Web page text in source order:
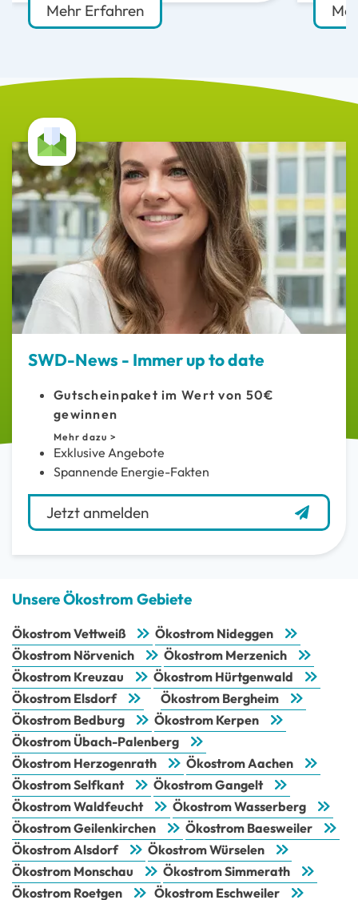
Mehr Erfahren
SWD-News - Immer up to date
Gutscheinpaket im Wert von 50€
gewinnen
Mehr dazu >
Exklusive Angebote
Spannende Energie-Fakten
Jetzt anmelden
Unsere Ökostrom Gebiete
Ökostrom Vettweiß
Ökostrom Nideggen
Ökostrom Nörvenich
Ökostrom Merzenich
Ökostrom Kreuzau
Ökostrom Hürtgenwald
Ökostrom Elsdorf
Ökostrom Bergheim
Ökostrom Bedburg
Ökostrom Kerpen
Ökostrom Übach-Palenberg
Ökostrom Herzogenrath
Ökostrom Aachen
Ökostrom Selfkant
Ökostrom Gangelt
Ökostrom Waldfeucht
Ökostrom Wasserberg
Ökostrom Geilenkirchen
Ökostrom Baesweiler
Ökostrom Alsdorf
Ökostrom Würselen
Ökostrom Monschau
Ökostrom Simmerath
Ökostrom Roetgen
Ökostrom Eschweiler